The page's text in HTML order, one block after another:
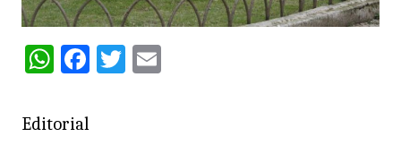
W
at
F T E
Editorial